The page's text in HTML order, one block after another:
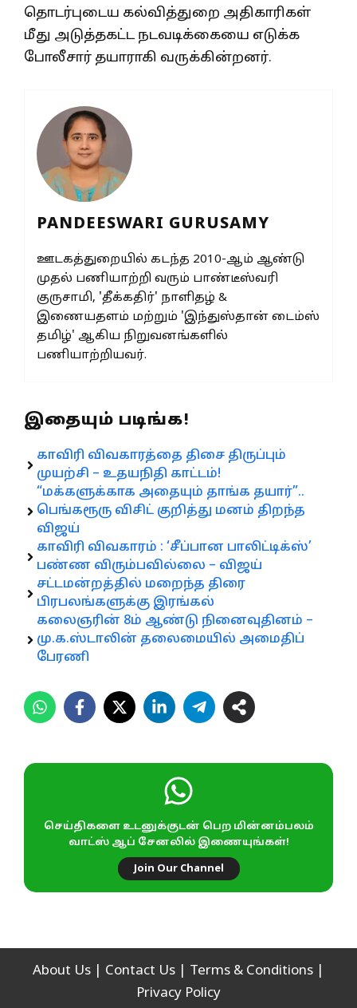
தொடர்புடைய கல்வித்துறை அதிகாரிகள்
மீது அடுத்தகட்ட நடவடிக்கையை எடுக்க
போலீசார் தயாராகி வருக்கின்றனர்.
PANDEESWARI GURUSAMY
ஊடகத்துறையில் கடந்த 2010-ஆம் ஆண்டு
முதல் பணியாற்றி வரும் பாண்டீஸ்வரி
குருசாமி, 'தீக்கதிர்' நாளிதழ் &
இணையதளம் மற்றும் 'இந்துஸ்தான் டைம்ஸ்
தமிழ்' ஆகிய நிறுவனங்களில்
பணியாற்றியவர்.
இதையும் படிங்க!
காவிரி விவகாரத்தை திசை திருப்பும்
முயற்சி – உதயநிதி காட்டம்!
“மக்களுக்காக அதையும் தாங்க தயார்”..
பெங்கரூரு விசிட் குறித்து மனம் திறந்த
விஜய்
காவிரி விவகாரம் : ‘சீப்பான பாலிட்டிக்ஸ்’
பண்ண விரும்பவில்லை – விஜய்
சட்டமன்றத்தில் மறைந்த திரை
பிரபலங்களுக்கு இரங்கல்
கலைஞரின் 8ம் ஆண்டு நினைவுதினம் –
மு.க.ஸ்டாலின் தலைமையில் அமைதிப்
பேரணி
செய்திகளை உடனுக்குடன் பெற மின்னம்பலம்
வாட்ஸ் ஆப் சேனலில் இணையுங்கள்!
Join Our Channel
About Us Contact Us Terms & Conditions
Privacy Policy